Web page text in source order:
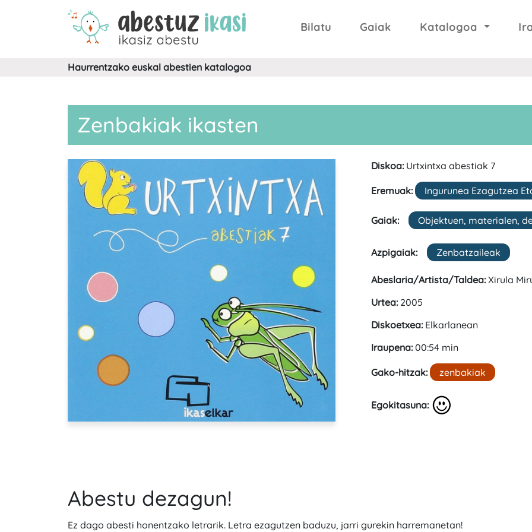
Bilatu Gaiak Katalogoa
Haurrentzako euskal abestien katalogoa
Zenbakiak ikasten
Diskoa:Urtxintxa abestiak 7
Eremuak: Ingurunea Ezagutzea
Gaiak: Objektuen, materialen,
Azpigaiak: Zenbatzaileak
Abeslaria/Artista/Taldea:Xirula
Urtea:2005
Diskoetxea:Elkarlanean
Iraupena:00:54 min
Gako-hitzak: zenbakiak
Egokitasuna:
Abestu dezagun!
Ez dago abesti honentzako letrarik. Letra ezagutzen baduzu, jarri gurekin harremanetan!